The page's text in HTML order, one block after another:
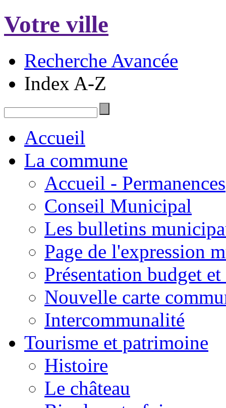
Votre ville
Recherche Avancée
Index A-Z
Accueil
La commune
Accueil - Permanences
Conseil Municipal
Les bulletins
Page de l'expression
Présentation budget
Nouvelle carte
Intercommunalité
Tourisme et patrimoine
Histoire
Le château